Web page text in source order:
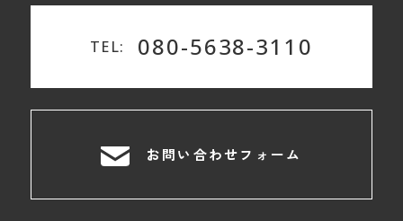
TEL: 080-5638-3110
お問い合わせフォーム